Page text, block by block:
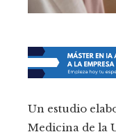
Un estudio
Medicina de la